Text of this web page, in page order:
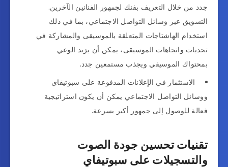
جدد من خلال التعريف بفنك لجمهور الفنانين الآخرين.
التسويق عبر وسائل التواصل الاجتماعي، بما في ذلك
استخدام الهاشتاجات المتعلقة بالموسيقى والمشاركة في
تحديات واتجاهات الموسيقى، يمكن أن يزيد الوعي
بمحتواك الموسيقي ويجذب مستمعين جدد.
الاستثمار في الإعلانات المدفوعة على سبوتيفاي
ووسائل التواصل الاجتماعي يمكن أن يكون استراتيجية
فعالة للوصول إلى جمهور أكبر بسرعة.
تقنيات تحسين جودة الصوت
والتسجيلات على سبوتيفاي